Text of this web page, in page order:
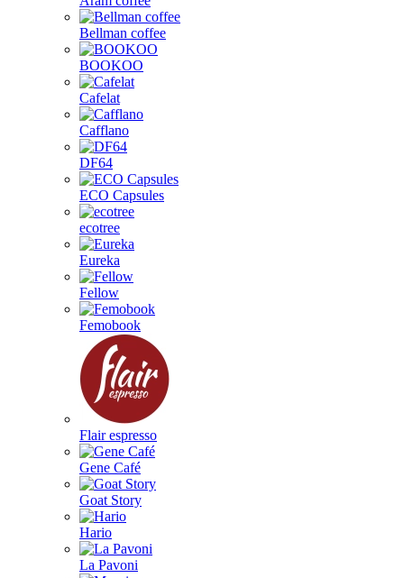
Bellman coffee
BOOKOO
Cafelat
Cafflano
DF64
ECO Capsules
ecotree
Eureka
Fellow
Femobook
Flair espresso
Gene Café
Goat Story
Hario
La Pavoni